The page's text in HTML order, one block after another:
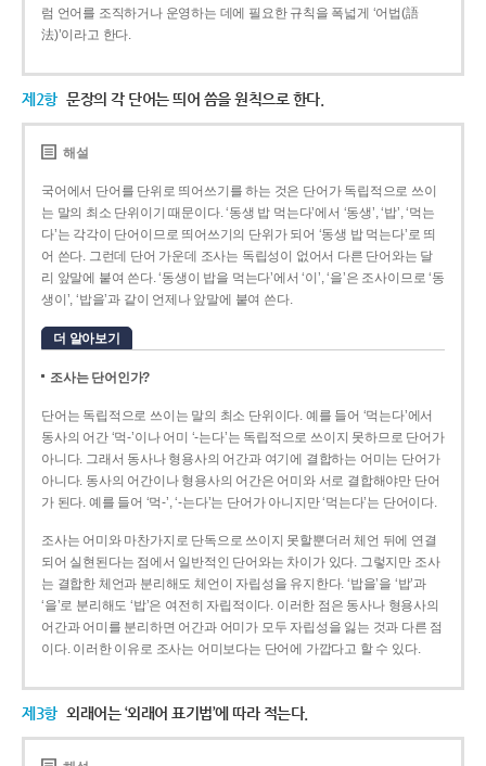
럼 언어를 조직하거나 운영하는 데에 필요한 규칙을 폭넓게 ‘어법(語
法)’이라고 한다.
제2항 문장의 각 단어는 띄어 씀을 원칙으로 한다.
해설
국어에서 단어를 단위로 띄어쓰기를 하는 것은 단어가 독립적으로 쓰이
는 말의 최소 단위이기 때문이다. ‘동생 밥 먹는다’에서 ‘동생’, ‘밥’, ‘먹는
다’는 각각이 단어이므로 띄어쓰기의 단위가 되어 ‘동생 밥 먹는다’로 띄
어 쓴다. 그런데 단어 가운데 조사는 독립성이 없어서 다른 단어와는 달
리 앞말에 붙여 쓴다. ‘동생이 밥을 먹는다’에서 ‘이’, ‘을’은 조사이므로 ‘동
생이’, ‘밥을’과 같이 언제나 앞말에 붙여 쓴다.
더 알아보기
조사는 단어인가?
단어는 독립적으로 쓰이는 말의 최소 단위이다. 예를 들어 ‘먹는다’에서
동사의 어간 ‘먹-­’이나 어미 ‘­-는다’는 독립적으로 쓰이지 못하므로 단어가
아니다. 그래서 동사나 형용사의 어간과 여기에 결합하는 어미는 단어가
아니다. 동사의 어간이나 형용사의 어간은 어미와 서로 결합해야만 단어
가 된다. 예를 들어 ‘먹-’, ‘-는다’는 단어가 아니지만 ‘먹는다’는 단어이다.
조사는 어미와 마찬가지로 단독으로 쓰이지 못할뿐더러 체언 뒤에 연결
되어 실현된다는 점에서 일반적인 단어와는 차이가 있다. 그렇지만 조사
는 결합한 체언과 분리해도 체언이 자립성을 유지한다. ‘밥을’을 ‘밥’과
‘을’로 분리해도 ‘밥’은 여전히 자립적이다. 이러한 점은 동사나 형용사의
어간과 어미를 분리하면 어간과 어미가 모두 자립성을 잃는 것과 다른 점
이다. 이러한 이유로 조사는 어미보다는 단어에 가깝다고 할 수 있다.
제3항 외래어는 ‘외래어 표기법’에 따라 적는다.